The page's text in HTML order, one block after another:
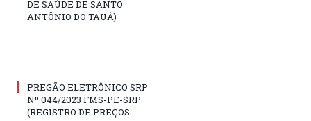
DE SAÚDE DE SANTO
ANTÔNIO DO TAUÁ)
PREGÃO ELETRÔNICO SRP
Nº 044/2023 FMS-PE-SRP
(REGISTRO DE PREÇOS